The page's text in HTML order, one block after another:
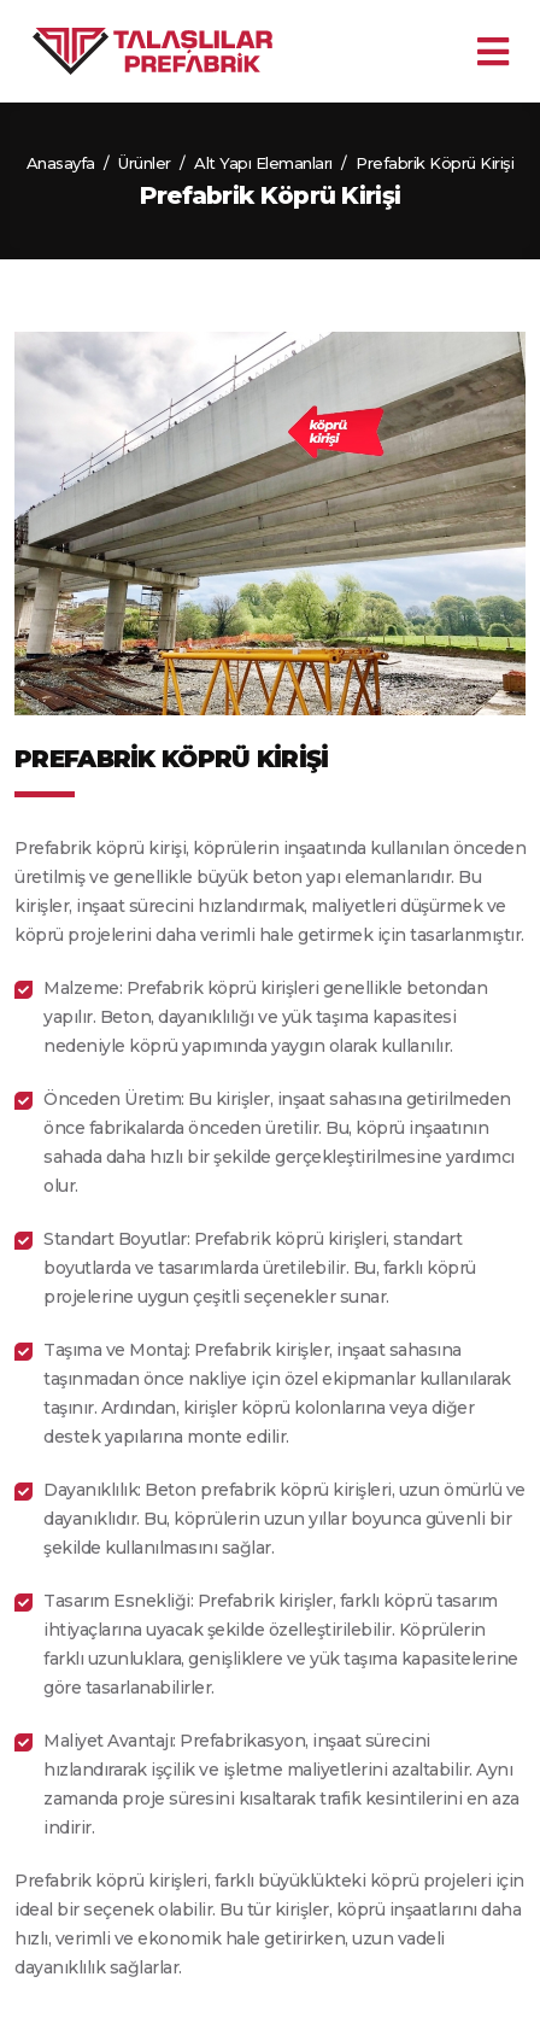
Anasayfa / Ürünler / Alt Yapı Elemanları / Prefabrik Köprü Kirişi
Prefabrik Köprü Kirişi
PREFABRIK KÖPRÜ KIRIŞI
Prefabrik köprü kirişi, köprülerin inşaatında kullanılan önceden
üretilmiş ve genellikle büyük beton yapı elemanlarıdır. Bu
kirişler, inşaat sürecini hızlandırmak, maliyetleri düşürmek ve
köprü projelerini daha verimli hale getirmek için tasarlanmıştır.
Malzeme: Prefabrik köprü kirişleri genellikle betondan
yapılır. Beton, dayanıklılığı ve yük taşıma kapasitesi
nedeniyle köprü yapımında yaygın olarak kullanılır.
Önceden Üretim: Bu kirişler, inşaat sahasına getirilmeden
önce fabrikalarda önceden üretilir. Bu, köprü inşaatının
sahada daha hızlı bir şekilde gerçekleştirilmesine yardımcı
olur.
Standart Boyutlar: Prefabrik köprü kirişleri, standart
boyutlarda ve tasarımlarda üretilebilir. Bu, farklı köprü
projelerine uygun çeşitli seçenekler sunar.
Taşıma ve Montaj: Prefabrik kirişler, inşaat sahasına
taşınmadan önce nakliye için özel ekipmanlar kullanılarak
taşınır. Ardından, kirişler köprü kolonlarına veya diğer
destek yapılarına monte edilir.
Dayanıklılık: Beton prefabrik köprü kirişleri, uzun ömürlü ve
dayanıklıdır. Bu, köprülerin uzun yıllar boyunca güvenli bir
şekilde kullanılmasını sağlar.
Tasarım Esnekliği: Prefabrik kirişler, farklı köprü tasarım
ihtiyaçlarına uyacak şekilde özelleştirilebilir. Köprülerin
farklı uzunluklara, genişliklere ve yük taşıma kapasitelerine
göre tasarlanabilirler.
Maliyet Avantajı: Prefabrikasyon, inşaat sürecini
hızlandırarak işçilik ve işletme maliyetlerini azaltabilir. Aynı
zamanda proje süresini kısaltarak trafik kesintilerini en aza
indirir.
Prefabrik köprü kirişleri, farklı büyüklükteki köprü projeleri için
ideal bir seçenek olabilir. Bu tür kirişler, köprü inşaatlarını daha
hızlı, verimli ve ekonomik hale getirirken, uzun vadeli
dayanıklılık sağlarlar.